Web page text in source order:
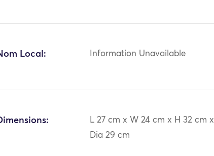
Local: Information Unavailable
L 27 cm x W 24 cm x H 32 cm x
Dia 29 cm